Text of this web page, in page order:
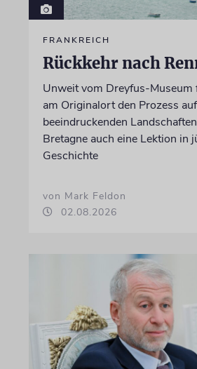
FRANKREICH
Rückkehr nach
Unweit vom Dreyfus-Museum
am Originalort den Prozess
beeindruckenden
Bretagne auch eine Lektion in
Geschichte
von Mark Feldon
02.08.2026